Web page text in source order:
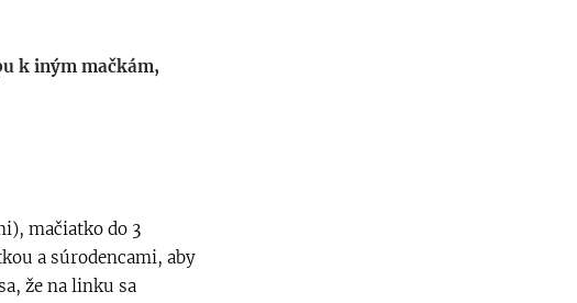
k iným mačkám,
mačiatko do 3
a súrodencami, aby
že na linku sa